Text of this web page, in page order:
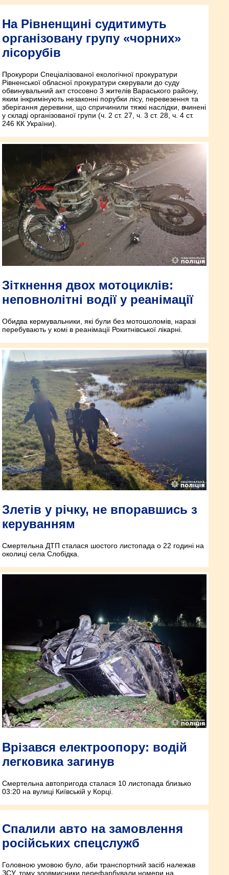
На Рівненщині судитимуть
організовану групу «чорних»
лісорубів
Прокурори Спеціалізованої екологічної прокуратури
Рівненської обласної прокуратури скерували до суду
обвинувальний акт стосовно 3 жителів Вараського району,
яким інкримінують незаконні порубки лісу, перевезення та
зберігання деревини, що спричинили тяжкі наслідки, вчинені
у складі організованої групи (ч. 2 ст. 27, ч. 3 ст. 28, ч. 4 ст.
246 КК України).
Зіткнення двох мотоциклів:
неповнолітні водії у реанімації
Обидва кермувальники, які були без мотошоломів, наразі
перебувають у комі в реанімації Рокитнівської лікарні.
Злетів у річку, не впоравшись з
керуванням
Смертельна ДТП сталася шостого листопада о 22 годині на
околиці села Слобідка.
Врізався електроопору: водій
легковика загинув
Смертельна автопригода сталася 10 листопада близько
03:20 на вулиці Київській у Корці.
Спалили авто на замовлення
російських спецслужб
Головною умовою було, аби транспортний засіб належав
ЗСУ, тому зловмисники перефарбували номери на